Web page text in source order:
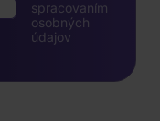
spracovaním
osobných
údajov